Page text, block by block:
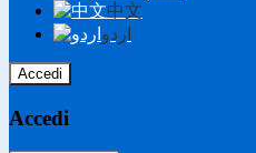
中文
اردو
Accedi
Accedi